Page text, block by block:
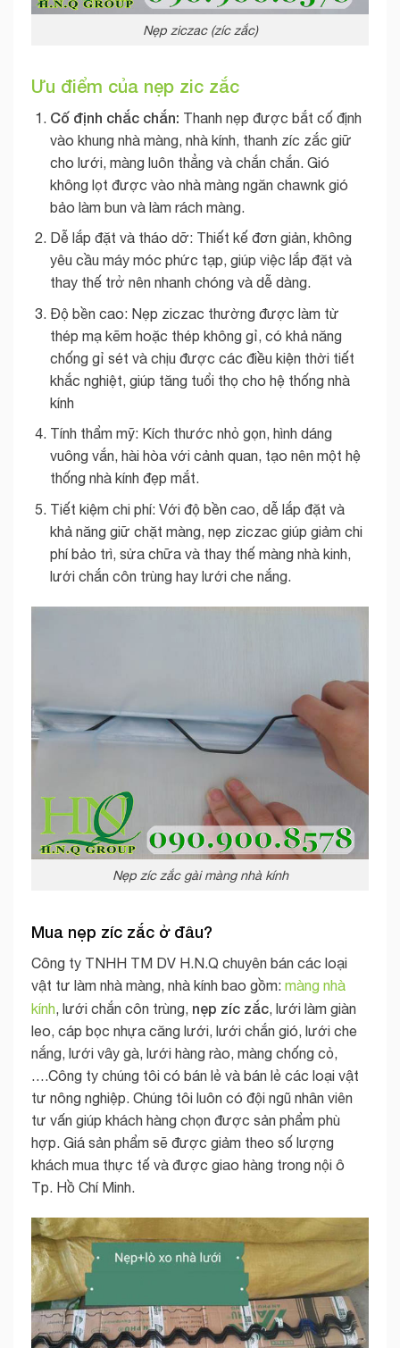
Nẹp ziczac (zíc zắc)
Ưu điểm của nẹp zic zắc
Cố định chắc chắn: Thanh nẹp được bắt cố định
vào khung nhà màng, nhà kính, thanh zíc zắc giữ
cho lưới, màng luôn thẳng và chắn chắn. Gió
không lọt được vào nhà màng ngăn chawnk gió
bảo làm bun và làm rách màng.
Dễ lắp đặt và tháo dỡ: Thiết kế đơn giản, không
yêu cầu máy móc phức tạp, giúp việc lắp đặt và
thay thế trở nên nhanh chóng và dễ dàng.
Độ bền cao: Nẹp ziczac thường được làm từ
thép mạ kẽm hoặc thép không gỉ, có khả năng
chống gỉ sét và chịu được các điều kiện thời tiết
khắc nghiệt, giúp tăng tuổi thọ cho hệ thống nhà
kính
Tính thẩm mỹ: Kích thước nhỏ gọn, hình dáng
vuông vắn, hài hòa với cảnh quan, tạo nên một hệ
thống nhà kính đẹp mắt.
Tiết kiệm chi phí: Với độ bền cao, dễ lắp đặt và
khả năng giữ chặt màng, nẹp ziczac giúp giảm chi
phí bảo trì, sửa chữa và thay thế màng nhà kinh,
lưới chắn côn trùng hay lưới che nắng.
Nẹp zíc zắc gài màng nhà kính
Mua nẹp zíc zắc ở đâu?
Công ty TNHH TM DV H.N.Q chuyên bán các loại
vật tư làm nhà màng, nhà kính bao gồm: màng nhà
kính, lưới chắn côn trùng, nẹp zíc zắc, lưới làm giàn
leo, cáp bọc nhựa căng lưới, lưới chắn gió, lưới che
nắng, lưới vây gà, lưới hàng rào, màng chống cỏ,
….Công ty chúng tôi có bán lẻ và bán lẻ các loại vật
tư nông nghiệp. Chúng tôi luôn có đội ngũ nhân viên
tư vấn giúp khách hàng chọn được sản phẩm phù
hợp. Giá sản phẩm sẽ được giảm theo số lượng
khách mua thực tế và được giao hàng trong nội ô
Tp. Hồ Chí Minh.